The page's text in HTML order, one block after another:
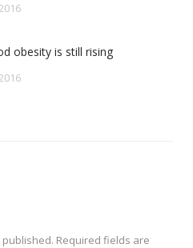
obesity is still rising
Required fields are